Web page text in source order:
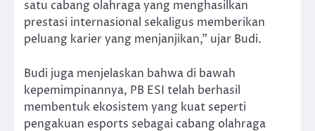
satu cabang olahraga yang menghasilkan
prestasi internasional sekaligus memberikan
peluang karier yang menjanjikan,” ujar Budi.
Budi juga menjelaskan bahwa di bawah
kepemimpinannya, PB ESI telah berhasil
membentuk ekosistem yang kuat seperti
pengakuan esports sebagai cabang olahraga